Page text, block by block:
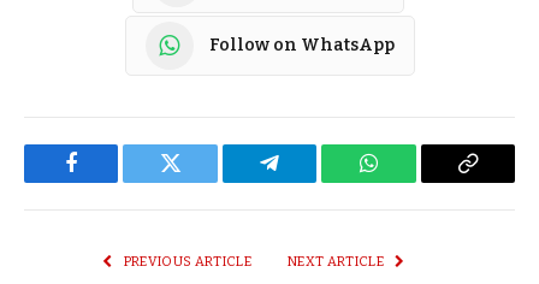
Follow on WhatsApp
Facebook Twitter Telegram WhatsApp Copy
PREVIOUS ARTICLE NEXT ARTICLE